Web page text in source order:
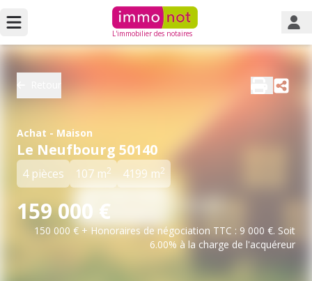
L'immobilier des notaires
Achat - Maison
Le Neufbourg 50140
4 pièces 107 m2 4199 m2
159 000 €
150 000 € + Honoraires de négociation TTC : 9 000 €. Soit
6.00% à la charge de l'acquéreur